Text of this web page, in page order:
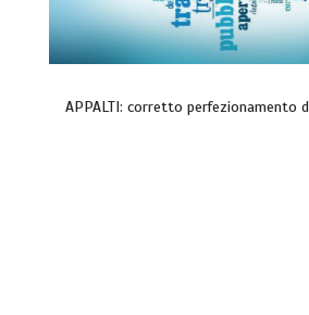
APPALTI: corretto perfezionamento